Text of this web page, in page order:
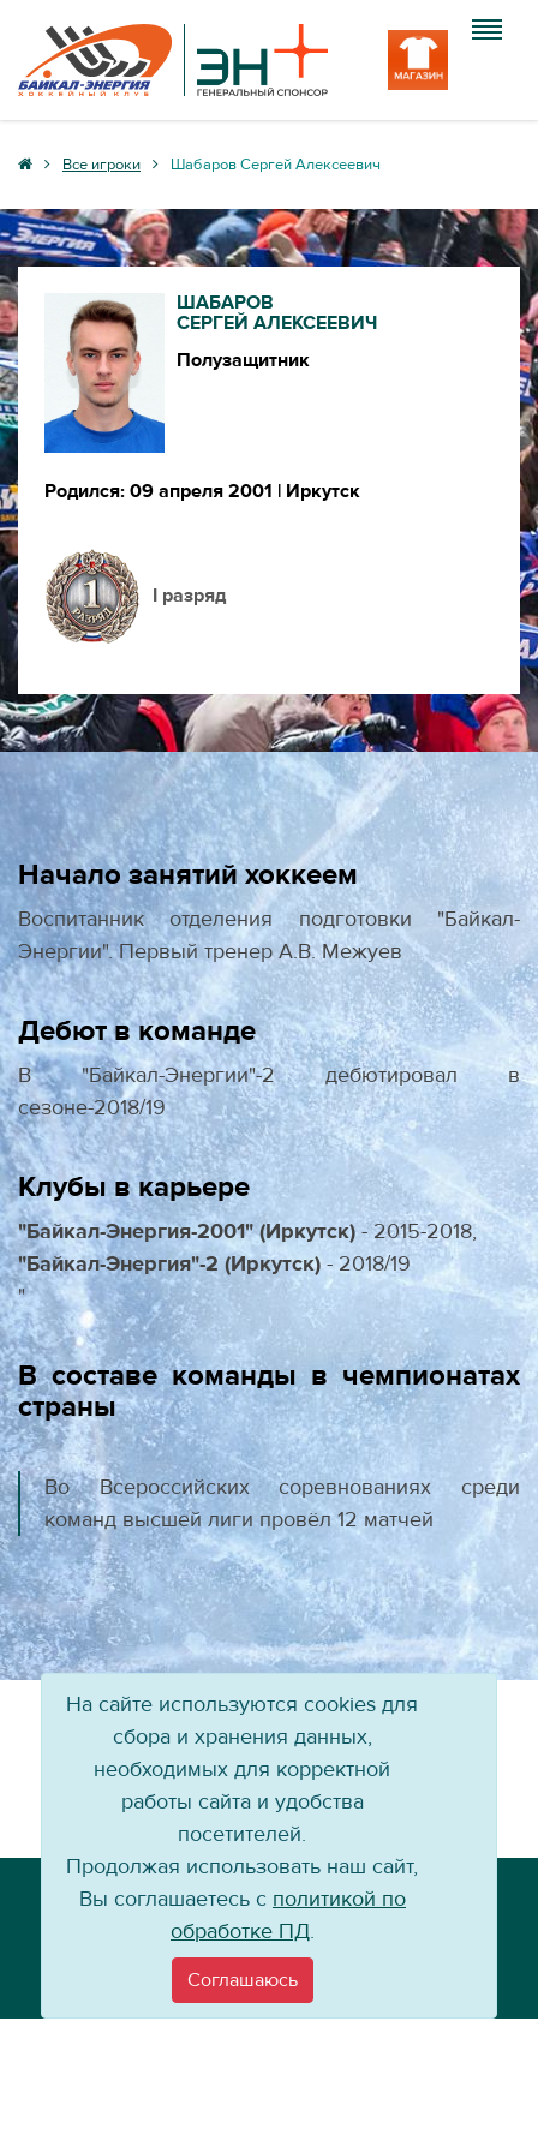
Клуб
Команда
Болельщику
Медиа
Все игроки Шабаров Сергей Алексеевич
ШАБАРОВ
СЕРГЕЙ АЛЕКСЕЕВИЧ
Полузащитник
Родился: 09 апреля 2001 | Иркутск
I разряд
Начало занятий хоккеем
Воспитанник отделения подготовки "Байкал-
Энергии". Первый тренер А.В. Межуев
Дебют в команде
В "Байкал-Энергии"-2 дебютировал в
сезоне-2018/19
Клубы в карьере
"Байкал-Энергия-2001" (Иркутск) - 2015-2018,
"Байкал-Энергия"-2 (Иркутск) - 2018/19
"
В составе команды в чемпионатах
страны
Во Всероссийских соревнованиях среди
команд высшей лиги провёл 12 матчей
Телефон: +7 (3952) 79-57-90
info@baikal-energy.ru
На сайте используются cookies для
сбора и хранения данных,
необходимых для корректной
работы сайта и удобства
посетителей.
Продолжая использовать наш сайт,
Вы соглашаетесь с политикой по
обработке ПД.
Соглашаюсь